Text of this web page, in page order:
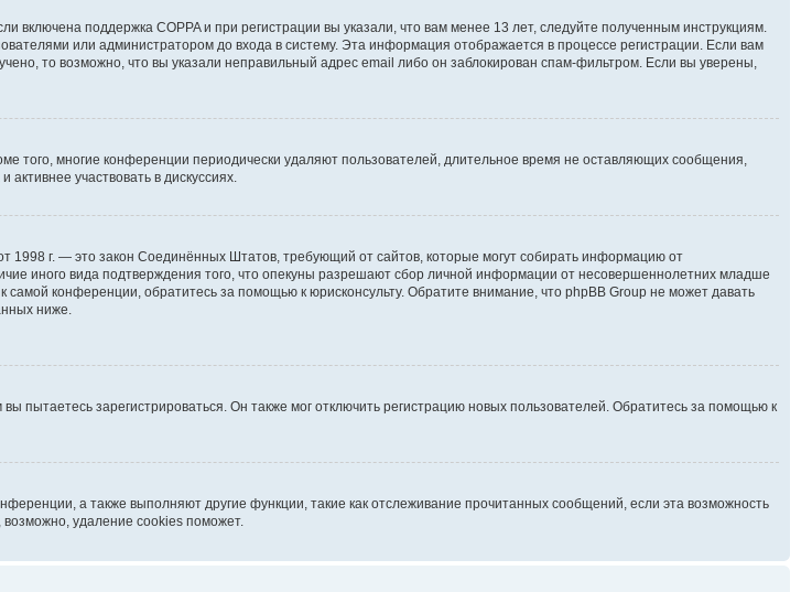
поддержка COPPA и при регистрации вы указали, что вам менее 13 лет, следуйте полученным инструкциям.
или администратором до входа в систему. Эта информация отображается в процессе регистрации. Если вам
то возможно, что вы указали неправильный адрес email либо он заблокирован спам-фильтром. Если вы уверены,
того, многие конференции периодически удаляют пользователей, длительное время не оставляющих сообщения,
участвовать в дискуссиях.
1998 г. — это закон Соединённых Штатов, требующий от сайтов, которые могут собирать информацию от
иного вида подтверждения того, что опекуны разрешают сбор личной информации от несовершеннолетних младше
конференции, обратитесь за помощью к юрисконсульту. Обратите внимание, что phpBB Group не может давать
ниже.
зарегистрироваться. Он также мог отключить регистрацию новых пользователей. Обратитесь за помощью к
а также выполняют другие функции, такие как отслеживание прочитанных сообщений, если эта возможность
удаление cookies поможет.